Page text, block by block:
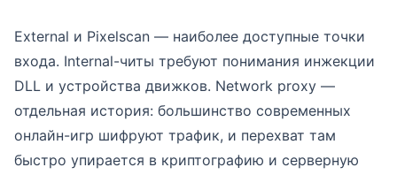
External и Pixelscan — наиболее доступные точки
входа. Internal-читы требуют понимания инжекции
DLL и устройства движков. Network proxy —
отдельная история: большинство современных
онлайн-игр шифруют трафик, и перехват там
быстро упирается в криптографию и серверную